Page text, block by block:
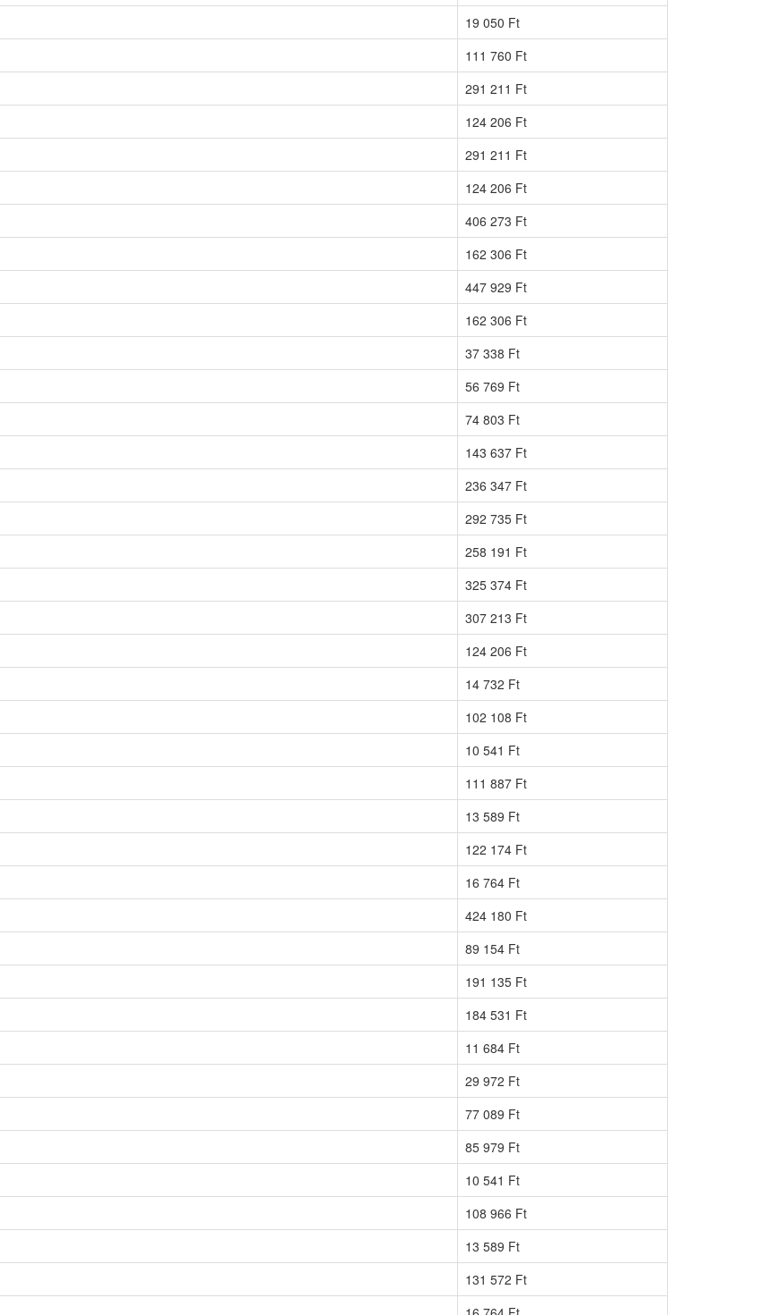
19 050 Ft
111 760 Ft
291 211 Ft
124 206 Ft
291 211 Ft
124 206 Ft
406 273 Ft
162 306 Ft
447 929 Ft
162 306 Ft
37 338 Ft
56 769 Ft
74 803 Ft
143 637 Ft
236 347 Ft
292 735 Ft
258 191 Ft
325 374 Ft
307 213 Ft
124 206 Ft
14 732 Ft
102 108 Ft
10 541 Ft
111 887 Ft
13 589 Ft
122 174 Ft
16 764 Ft
424 180 Ft
89 154 Ft
191 135 Ft
184 531 Ft
11 684 Ft
29 972 Ft
77 089 Ft
85 979 Ft
10 541 Ft
108 966 Ft
13 589 Ft
131 572 Ft